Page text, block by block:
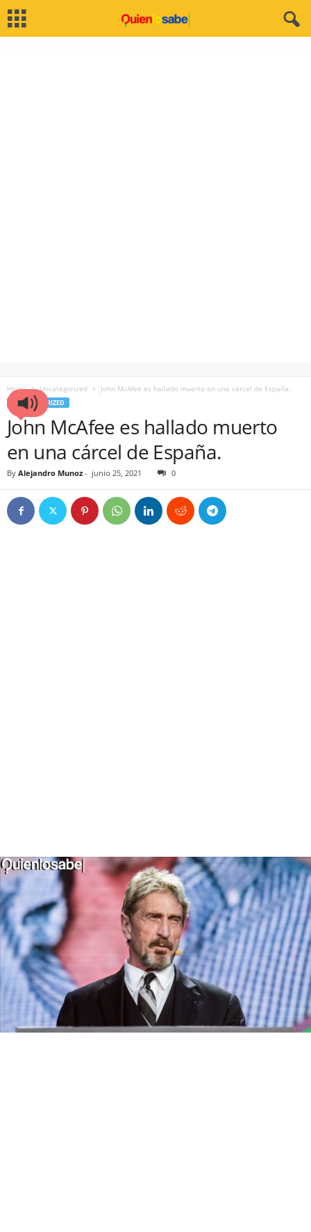
Home Uncategorized John McAfee es hallado muerto en una cárcel de España.
UNCATEGORIZED
John McAfee es hallado muerto
en una cárcel de España.
By Alejandro Munoz - junio 25, 2021 0